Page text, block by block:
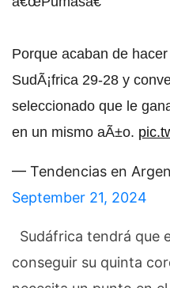
Porque acaban de
SudÃ¡frica 29-28 y
seleccionado que le
en un mismo aÃ±o.
— Tendencias en
September 21, 2024
Sudáfrica tendrá que
conseguir su quinta